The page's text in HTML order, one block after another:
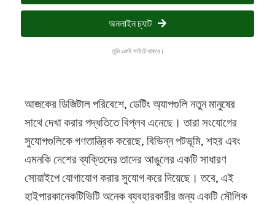
অনলাইন চ্যাট
তুমি একই সাইটে থাকবে।
আজকের ডিজিটাল পরিবেশে, ডেটিং অ্যাপগুলি নতুন মানুষের
সাথে দেখা করার পদ্ধতিতে বিপ্লব এনেছে। তারা সংযোগের
সুযোগগুলিকে গণতান্ত্রিক করেছে, বিভিন্ন পটভূমি, শহর এবং
এমনকি দেশের ব্যক্তিদের তাদের আঙুলের একটি সাধারণ
সোয়াইপে যোগাযোগ করার সুযোগ করে দিয়েছে। তবে, এই
হাইপারকানেকটিভিটি অনেক ব্যবহারকারীর জন্য একটি মৌলিক